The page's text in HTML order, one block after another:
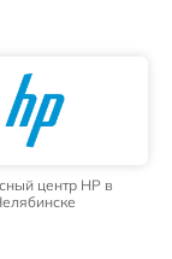
центр HP в